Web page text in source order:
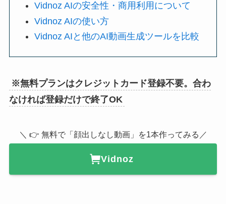
Vidnoz AIの安全性・商用利用について
Vidnoz AIの使い方
Vidnoz AIと他のAI動画生成ツールを比較
※無料プランはクレジットカード登録不要。合わ
なければ登録だけで終了OK
＼ 👉 無料で「顔出しなし動画」を1本作ってみる／
Vidnoz